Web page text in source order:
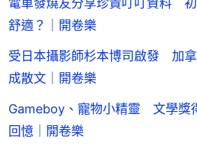
電車發燒友分享珍貴叮叮資料
舒適？｜開卷樂
受日本攝影師杉本博司啟發 加
成散文｜開卷樂
Gameboy、寵物小精靈 文學獎
回憶｜開卷樂